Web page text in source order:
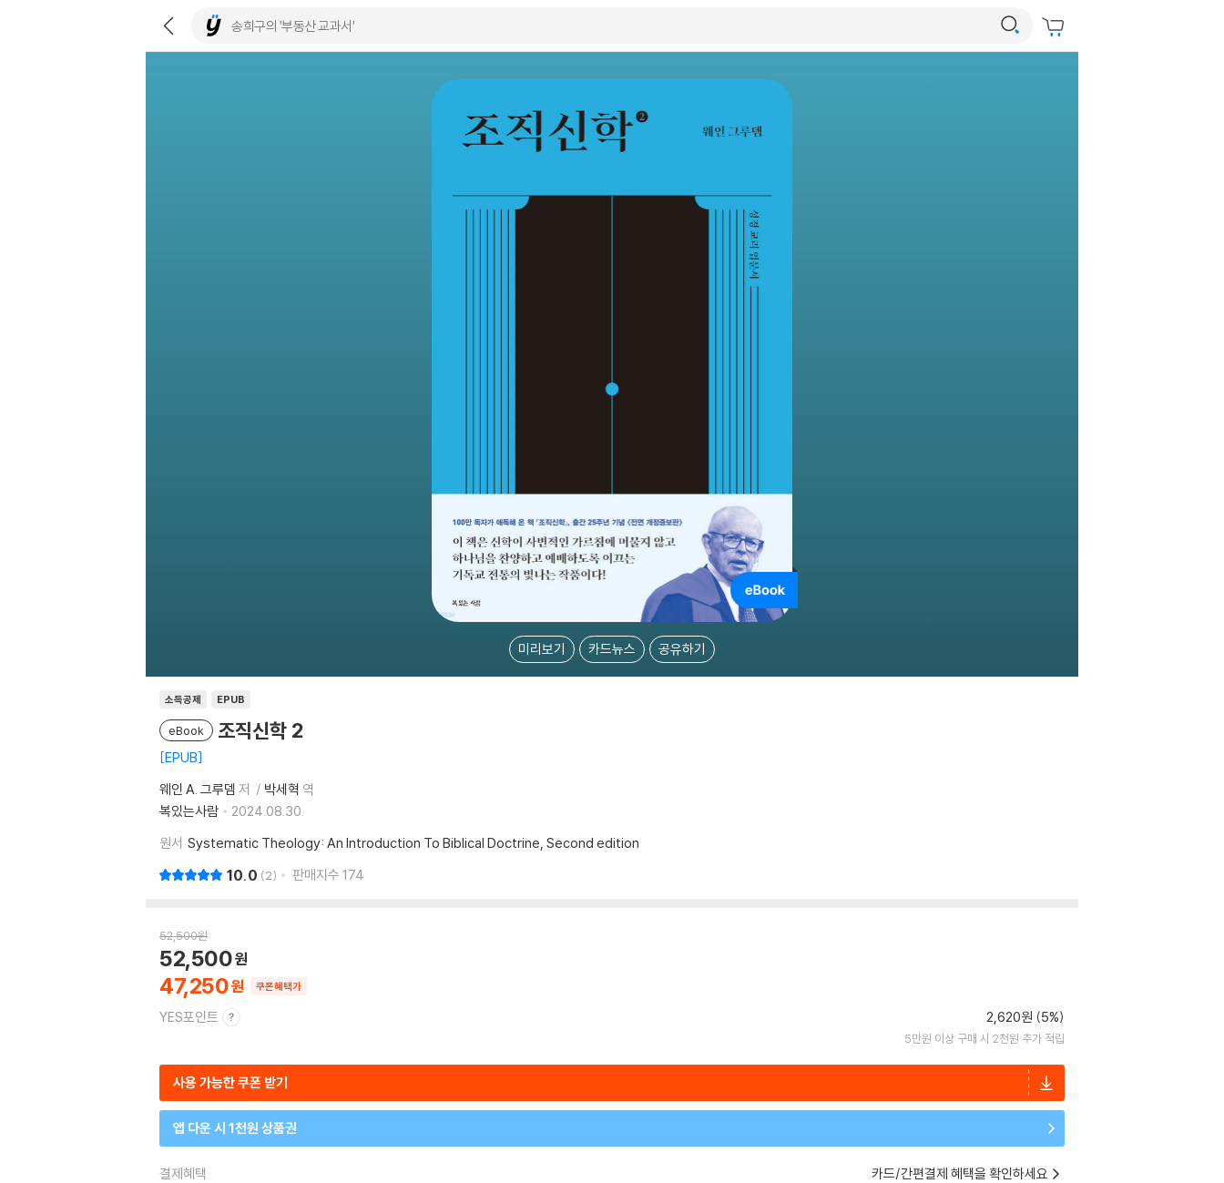
미리보기 카드뉴스 공유하기
소득공제 EPUB
eBook 조직신학 2
EPUB
웨인 A. 그루뎀 저 박세혁 역
복있는사람
2024.08.30.
원서 Systematic Theology: An Introduction To Biblical Doctrine, Second edition
10.0 2 판매지수 174
52,500원
47,250
52,500
쿠폰혜택가
YES포인트 2,620원 (5%)
5만원 이상 구매 시 2천원 추가 적립
사용 가능한 쿠폰 받기
앱 다운 시 1천원 상품권
결제혜택 카드/간편결제 혜택을 확인하세요